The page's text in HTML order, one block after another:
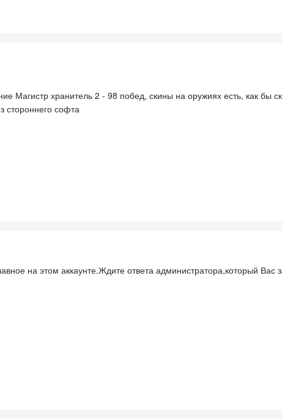
Магистр хранитель 2 - 98 побед, скины на оружиях есть, как бы
стороннего софта
на этом аккаунте.Ждите ответа администратора,который Вас